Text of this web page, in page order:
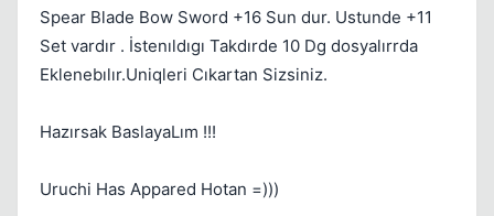
Spear Blade Bow Sword +16 Sun dur. Ustunde +11
Set vardır . İstenıldıgı Takdırde 10 Dg dosyalırrda
Eklenebılır.Uniqleri Cıkartan Sizsiniz.
Hazırsak BaslayaLım !!!
Uruchi Has Appared Hotan =)))